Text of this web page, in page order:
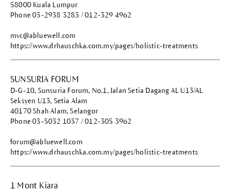
58000 Kuala Lumpur
Phone 03-2938 3283 / 012-329 4962
mvc@abluewell.com
https://www.drhauschka.com.my/pages/holistic-treatments
SUNSURIA FORUM
D-G-10, Sunsuria Forum, No.1, Jalan Setia Dagang AL U13/AL
Seksyen U13, Setia Alam
40170 Shah Alam, Selangor
Phone 03-5032 1037 / 012-305 3962
forum@abluewell.com
https://www.drhauschka.com.my/pages/holistic-treatments
1 Mont Kiara